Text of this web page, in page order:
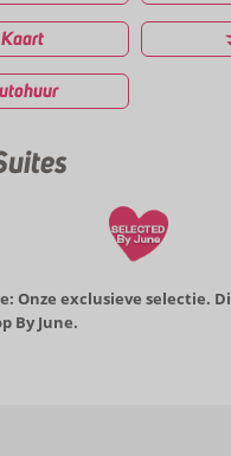
Kaart
Onze exclusieve selectie.
By June.